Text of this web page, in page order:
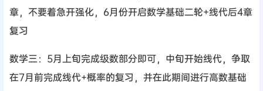
章，不要着急开强化，6月份开启数学基础二轮+线代后4章
复习
数学三：5月上旬完成级数部分即可，中旬开始线代，争取
在7月前完成线代+概率的复习，并在此期间进行高数基础